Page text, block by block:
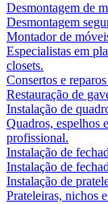
Desmontagem de
Desmontagem
Montador de
Especialistas em
closets.
Consertos e
Restauração de
Instalação de
Quadros, espelhos
profissional.
Instalação de
Instalação de
Instalação de
Prateleiras, nichos